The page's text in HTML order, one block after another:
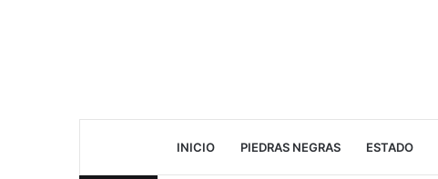
INICIO PIEDRAS NEGRAS ESTADO